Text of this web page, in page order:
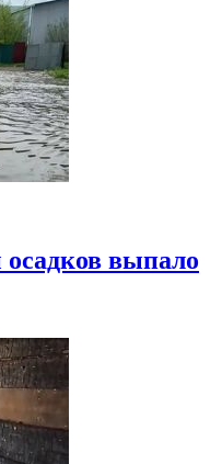
выпало